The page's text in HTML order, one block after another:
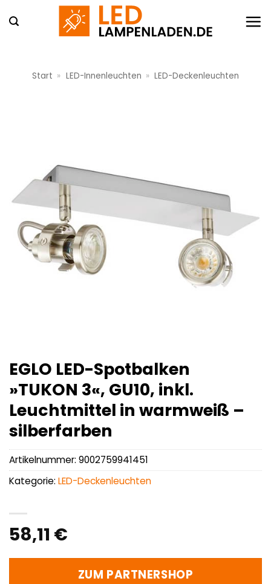
Inhalt
Start » LED-Innenleuchten » LED-Deckenleuchten
EGLO LED-Spotbalken
»TUKON 3«, GU10, inkl.
Leuchtmittel in warmweiß –
silberfarben
58,11 €
ZUM PARTNERSHOP
Artikelnummer: 9002759941451
Kategorie: LED-Deckenleuchten